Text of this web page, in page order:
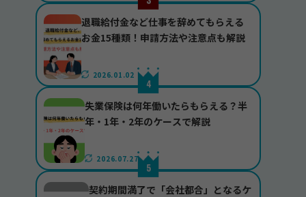
退職給付金など仕事を辞めてもらえる
お金15種類！申請方法や注意点も解説
2026.01.02
失業保険は何年働いたらもらえる？半
年・1年・2年のケースで解説
2026.07.27
契約期間満了で「会社都合」となるケ